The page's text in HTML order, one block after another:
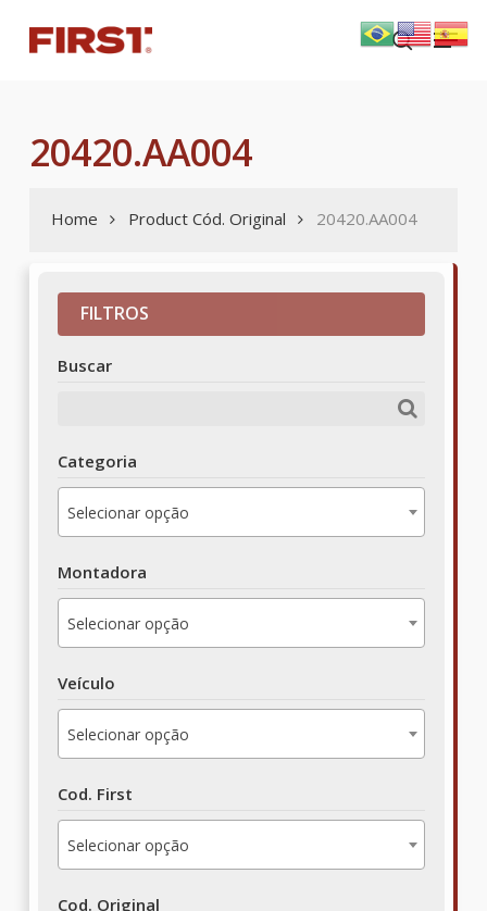
main
search
Menu
20420.AA004
Home Product Cód. Original 20420.AA004
FILTROS
Buscar
Categoria
Selecionar opção
Montadora
Selecionar opção
Veículo
Selecionar opção
Cod. First
Selecionar opção
Cod. Original